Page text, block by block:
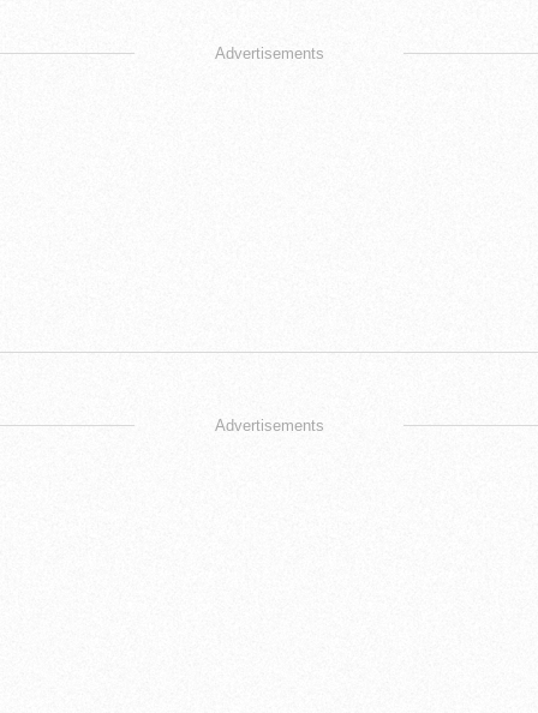
Advertisements
Advertisements